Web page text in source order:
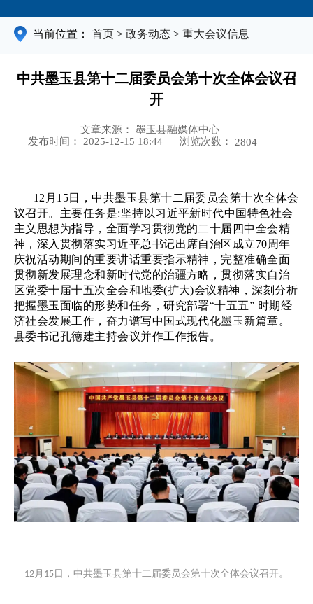
当前位置： 首页 > 政务动态 > 重大会议信息
中共墨玉县第十二届委员会第十次全体会议召
开
文章来源： 墨玉县融媒体中心
发布时间： 2025-12-15 18:44
浏览次数： 2804
12月15日，中共墨玉县第十二届委员会第十次全体会
议召开。主要任务是:坚持以习近平新时代中国特色社会
主义思想为指导，全面学习贯彻党的二十届四中全会精
神，深入贯彻落实习近平总书记出席自治区成立70周年
庆祝活动期间的重要讲话重要指示精神，完整准确全面
贯彻新发展理念和新时代党的治疆方略，贯彻落实自治
区党委十届十五次全会和地委(扩大)会议精神，深刻分析
把握墨玉面临的形势和任务，研究部署“十五五” 时期经
济社会发展工作，奋力谱写中国式现代化墨玉新篇章。
县委书记孔德建主持会议并作工作报告。
12月 15 日，中共墨玉县第十二届委员会第十次全体会议召开。